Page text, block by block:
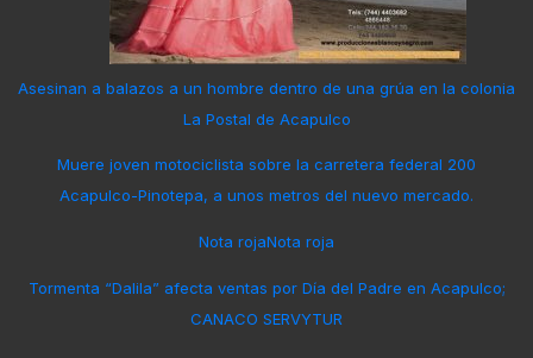
Asesinan a balazos a un hombre dentro de una grúa en la colonia
La Postal de Acapulco
Muere joven motociclista sobre la carretera federal 200
Acapulco-Pinotepa, a unos metros del nuevo mercado.
Nota rojaNota roja
Tormenta “Dalila” afecta ventas por Día del Padre en Acapulco;
CANACO SERVYTUR